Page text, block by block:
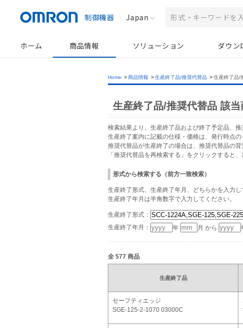
制御機器 Japan
ホーム 商品情報 ソリューション ダウン
Home >商品情報 >生産終了品/推奨代替品 >生産終了品/
生産終了品/推奨代替品 該
検索結果より、生産終了品および終了予定品、
生産終了案内に記載の仕様・価格は、発行時点の
推奨代替品が生産終了の場合は、推奨代替品の背
「推奨代替品を再検索する」をクリックすると
形式から検索する（前方一致検索）
生産終了形式、生産終了年月、どちらかを入力
生産終了年月は半角数字で入力してください。
生産終了形式：
生産終了年月：
年 月 から
全 577 商品
生産終了品
セーフティエッジ
SGE-125-2-1070 03000C